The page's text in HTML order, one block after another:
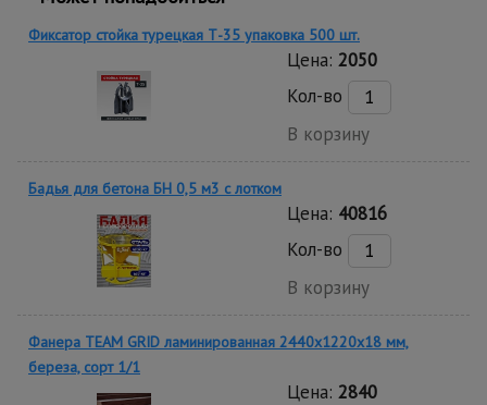
Фиксатор стойка турецкая Т-35 упаковка 500 шт.
Цена: 2050
Кол-во
В корзину
Бадья для бетона БН 0,5 м3 с лотком
Цена: 40816
Кол-во
В корзину
Фанера TEAM GRID ламинированная 2440х1220х18 мм,
береза, сорт 1/1
Цена: 2840